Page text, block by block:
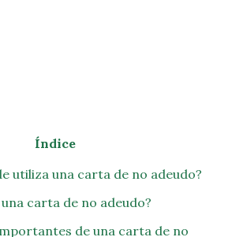
Índice
utiliza una carta de no adeudo?
carta de no adeudo?
de una carta de no